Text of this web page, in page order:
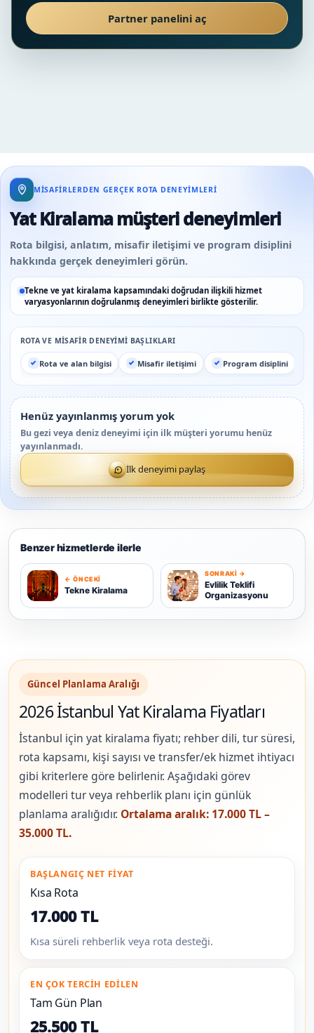
Partner panelini aç
MISAFIRLERDEN GERÇEK ROTA DENEYIMLERI
Yat Kiralama müşteri deneyimleri
Rota bilgisi, anlatım, misafir iletişimi ve program disiplini
hakkında gerçek deneyimleri görün.
Tekne ve yat kiralama kapsamındaki doğrudan ilişkili hizmet
varyasyonlarının doğrulanmış deneyimleri birlikte gösterilir.
ROTA VE MISAFIR DENEYIMI BAŞLIKLARI
Rota ve alan bilgisi Misafir iletişimi Program disiplini
Henüz yayınlanmış yorum yok
Bu gezi veya deniz deneyimi için ilk müşteri yorumu henüz
yayınlanmadı.
İlk deneyimi paylaş
Benzer hizmetlerde ilerle
T ← ÖNCEKI
Tekne Kiralama E
SONRAKI →
Evlilik Teklifi
Organizasyonu
Güncel Planlama Aralığı
2026 İstanbul Yat Kiralama Fiyatları
İstanbul için yat kiralama fiyatı; rehber dili, tur süresi,
rota kapsamı, kişi sayısı ve transfer/ek hizmet ihtiyacı
gibi kriterlere göre belirlenir. Aşağıdaki görev
modelleri tur veya rehberlik planı için günlük
planlama aralığıdır. Ortalama aralık: 17.000 TL –
35.000 TL.
BAŞLANGIÇ NET FIYAT
Kısa Rota
17.000 TL
Kısa süreli rehberlik veya rota desteği.
EN ÇOK TERCIH EDILEN
Tam Gün Plan
25.500 TL